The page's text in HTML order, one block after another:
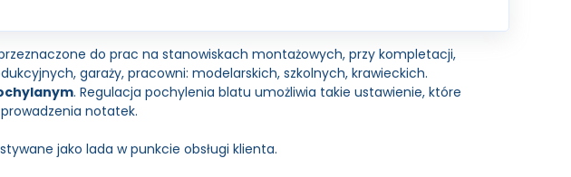
do prac na stanowiskach montażowych, przy kompletacji,
garaży, pracowni: modelarskich, szkolnych, krawieckich.
. Regulacja pochylenia blatu umożliwia takie ustawienie, które
notatek.
jako lada w punkcie obsługi klienta.